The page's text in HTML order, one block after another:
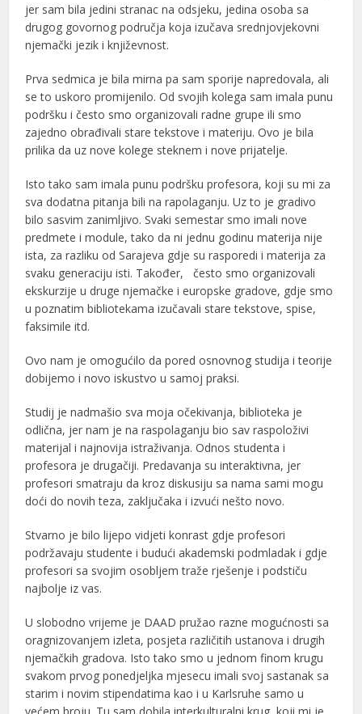
jer sam bila jedini stranac na odsjeku, jedina osoba sa
drugog govornog područja koja izučava srednjovjekovni
njemački jezik i književnost.
Prva sedmica je bila mirna pa sam sporije napredovala, ali
se to uskoro promijenilo. Od svojih kolega sam imala punu
podršku i često smo organizovali radne grupe ili smo
zajedno obrađivali stare tekstove i materiju. Ovo je bila
prilika da uz nove kolege steknem i nove prijatelje.
Isto tako sam imala punu podršku profesora, koji su mi za
sva dodatna pitanja bili na rapolaganju. Uz to je gradivo
bilo sasvim zanimljivo. Svaki semestar smo imali nove
predmete i module, tako da ni jednu godinu materija nije
ista, za razliku od Sarajeva gdje su rasporedi i materija za
svaku generaciju isti. Također, često smo organizovali
ekskurzije u druge njemačke i europske gradove, gdje smo
u poznatim bibliotekama izučavali stare tekstove, spise,
faksimile itd.
Ovo nam je omogućilo da pored osnovnog studija i teorije
dobijemo i novo iskustvo u samoj praksi.
Studij je nadmašio sva moja očekivanja, biblioteka je
odlična, jer nam je na raspolaganju bio sav raspoloživi
materijal i najnovija istraživanja. Odnos studenta i
profesora je drugačiji. Predavanja su interaktivna, jer
profesori smatraju da kroz diskusiju sa nama sami mogu
doći do novih teza, zaključaka i izvući nešto novo.
Stvarno je bilo lijepo vidjeti konrast gdje profesori
podržavaju studente i budući akademski podmladak i gdje
profesori sa svojim osobljem traže rješenje i podstiču
najbolje iz vas.
U slobodno vrijeme je DAAD pružao razne mogućnosti sa
oragnizovanjem izleta, posjeta različitih ustanova i drugih
njemačkih gradova. Isto tako smo u jednom finom krugu
svakom prvog ponedjeljka mjesecu imali svoj sastanak sa
starim i novim stipendatima kao i u Karlsruhe samo u